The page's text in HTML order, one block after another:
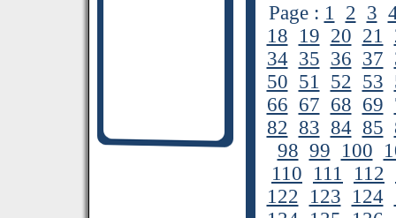
Page : 1 2 3
18 19 20 21
34 35 36 37
50 51 52 53
66 67 68 69
82 83 84 85
98 99 100
110 111 112
122 123 124